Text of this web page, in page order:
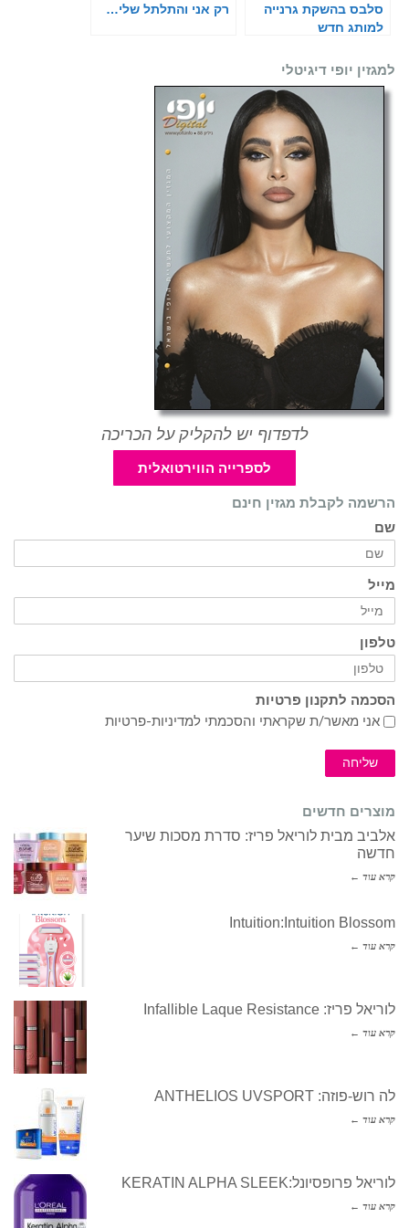
סלבס בהשקת גרנייה
למותג חדש
רק אני והתלתל שלי…
למגזין יופי דיגיטלי
לדפדוף יש להקליק על הכריכה
לספרייה הווירטואלית
הרשמה לקבלת מגזין חינם
שם
מייל
טלפון
הסכמה לתקנון פרטיות
אני מאשר/ת שקראתי והסכמתי למדיניות-פרטיות
שליחה
מוצרים חדשים
אלביב מבית לוריאל פריז: סדרת מסכות שיער
חדשה
קרא עוד ←
Intuition:Intuition Blossom
קרא עוד ←
לוריאל פריז: Infallible Laque Resistance
קרא עוד ←
לה רוש-פוזה: ANTHELIOS UVSPORT
קרא עוד ←
לוריאל פרופסיונל:KERATIN ALPHA SLEEK
קרא עוד ←